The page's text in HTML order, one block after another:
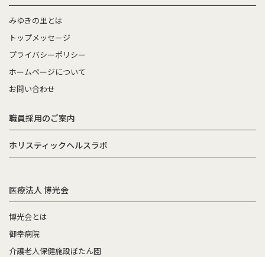
みゆきの里とは
トップメッセージ
プライバシーポリシー
ホームページについて
お問い合わせ
職員採用のご案内
ホリスティックヘルスラボ
医療法人 博光会
博光会とは
御幸病院
介護老人保健施設ぼたん園